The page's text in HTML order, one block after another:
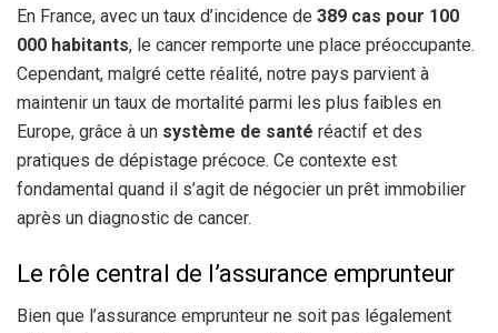
En France, avec un taux d’incidence de 389 cas pour 100
000 habitants, le cancer remporte une place préoccupante.
Cependant, malgré cette réalité, notre pays parvient à
maintenir un taux de mortalité parmi les plus faibles en
Europe, grâce à un système de santé réactif et des
pratiques de dépistage précoce. Ce contexte est
fondamental quand il s’agit de négocier un prêt immobilier
après un diagnostic de cancer.
Le rôle central de l’assurance emprunteur
Bien que l’assurance emprunteur ne soit pas légalement